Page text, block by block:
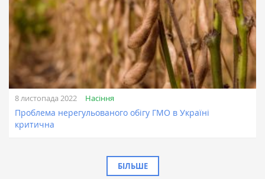
8 листопада 2022 Насіння
Проблема нерегульованого обігу ГМО в Україні
критична
БІЛЬШЕ